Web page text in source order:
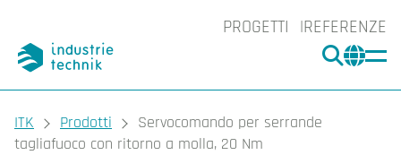
PROGETTI REFERENZE
CERCA
You are here:
ITK Prodotti
Servocomando per serrande
tagliafuoco con ritorno a molla, 20 Nm